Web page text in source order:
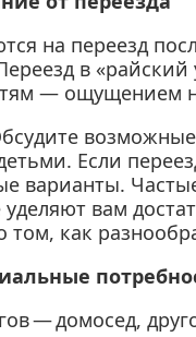
на переезд
в
— ощущением
Если
варианты.
уделяют вам
том, как
— домосед,